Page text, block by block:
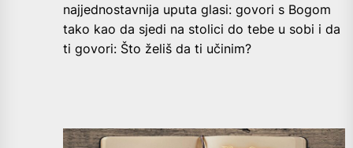
najjednostavnija uputa glasi: govori s Bogom
tako kao da sjedi na stolici do tebe u sobi i da
ti govori: Što želiš da ti učinim?